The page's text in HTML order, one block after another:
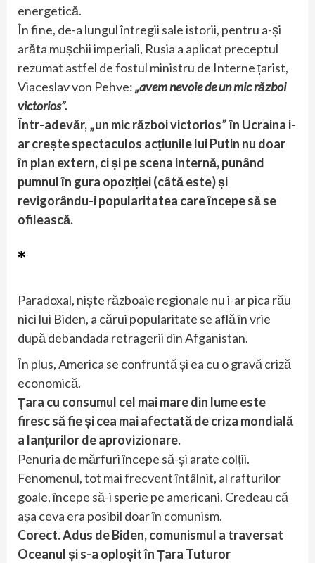
energetică.
În fine, de-a lungul întregii sale istorii, pentru a-și
arăta mușchii imperiali, Rusia a aplicat preceptul
rezumat astfel de fostul ministru de Interne țarist,
Viaceslav von Pehve:„avem nevoie de un mic război
victorios”.
Într-adevăr, „un mic război victorios” în Ucraina i-
ar crește spectaculos acțiunile lui Putin nu doar
în plan extern, ci și pe scena internă, punând
pumnul în gura opoziției (câtă este) și
revigorându-i popularitatea care începe să se
ofilească.
*
Paradoxal, niște războaie regionale nu i-ar pica rău
nici lui Biden, a cărui popularitate se află în vrie
după debandada retragerii din Afganistan.
În plus, America se confruntă și ea cu o gravă criză
economică.
Țara cu consumul cel mai mare din lume este
firesc să fie și cea mai afectată de criza mondială
a lanțurilor de aprovizionare.
Penuria de mărfuri începe să-și arate colții.
Fenomenul, tot mai frecvent întâlnit, al rafturilor
goale, începe să-i sperie pe americani. Credeau că
așa ceva era posibil doar în comunism.
Corect. Adus de Biden, comunismul a traversat
Oceanul și s-a oploșit în Țara Tuturor